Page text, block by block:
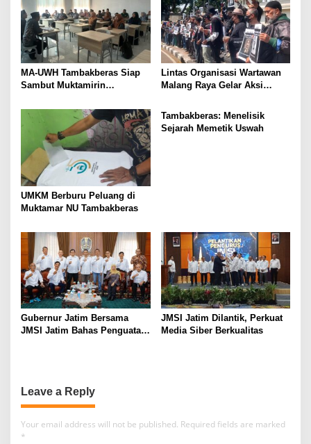
MA-UWH Tambakberas Siap
Sambut Muktamirin
Lintas Organisasi Wartawan
Malang Raya Gelar Aksi
Ireng”
UMKM Berburu Peluang di
Muktamar NU Tambakberas
Tambakberas: Menelisik
Sejarah Memetik Uswah
Gubernur Jatim Bersama
JMSI Jatim Bahas Penguatan
JMSI Jatim Dilantik, Perkuat
Media Siber Berkualitas
Leave a Reply
Your email address will not be published. Required fields are marked
*